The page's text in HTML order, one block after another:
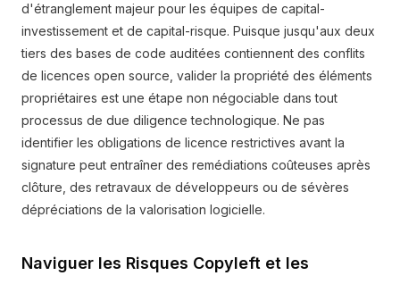
d'étranglement majeur pour les équipes de capital-
investissement et de capital-risque. Puisque jusqu'aux deux
tiers des bases de code auditées contiennent des conflits
de licences open source, valider la propriété des éléments
propriétaires est une étape non négociable dans tout
processus de due diligence technologique. Ne pas
identifier les obligations de licence restrictives avant la
signature peut entraîner des remédiations coûteuses après
clôture, des retravaux de développeurs ou de sévères
dépréciations de la valorisation logicielle.
Naviguer les Risques Copyleft et les